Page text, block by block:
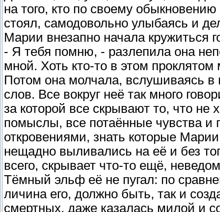
на того, кто по своему
стоял, самодовольно улыбаясь и
Марии внезапно начала кружиться
- Я тебя помню, - разлепила она
мной. Хоть кто-то в этом
Потом она молчала, вслушиваясь в
слов. Все вокруг неё так много
за которой все скрывают то, что не
помыслы, все потаённые чувства и
откровениями, знать которые
нещадно выливались на её и без
всего, скрывает что-то ещё,
Тёмный эльф её не пугал: по
личина его, должно быть, так и
смертных, даже казалась милой и